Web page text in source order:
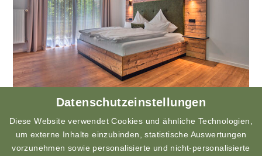
Datenschutzeinstellungen
Diese Website verwendet Cookies und ähnliche Technologien,
um externe Inhalte einzubinden, statistische Auswertungen
vorzunehmen sowie personalisierte und nicht-personalisierte
Personen ,
m²